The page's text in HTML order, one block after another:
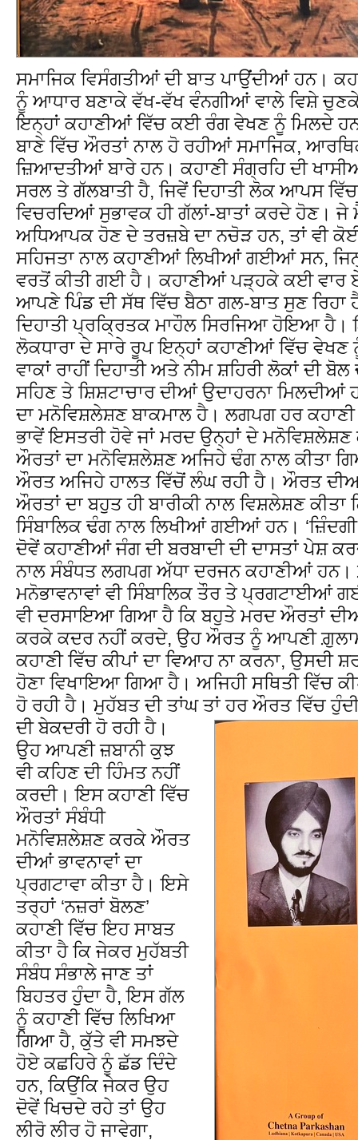
ਸਮਾਜਿਕ ਵਿਸੰਗਤੀਆਂ ਦੀ ਬਾਤ ਪਾਉਂਦੀਆਂ ਹਨ।
ਨੂੰ ਆਧਾਰ ਬਣਾਕੇ ਵੱਖ-ਵੱਖ ਵੰਨਗੀਆਂ ਵਾਲੇ ਵਿਸ਼ੇ
ਇਨ੍ਹਾਂ ਕਹਾਣੀਆਂ ਵਿੱਚ ਕਈ ਰੰਗ ਵੇਖਣ ਨੂੰ ਮਿਲਦੇ
ਬਾਣੇ ਵਿੱਚ ਔਰਤਾਂ ਨਾਲ ਹੋ ਰਹੀਆਂ ਸਮਾਜਿਕ,
ਜ਼ਿਆਦਤੀਆਂ ਬਾਰੇ ਹਨ। ਕਹਾਣੀ ਸੰਗ੍ਰਹਿ ਦੀ
ਸਰਲ ਤੇ ਗੱਲਬਾਤੀ ਹੈ, ਜਿਵੇਂ ਦਿਹਾਤੀ ਲੋਕ ਆਪਸ
ਵਿਚਰਦਿਆਂ ਸੁਭਾਵਕ ਹੀ ਗੱਲਾਂ-ਬਾਤਾਂ ਕਰਦੇ ਹੋਣ।
ਅਧਿਆਪਕ ਹੋਣ ਦੇ ਤਰਜ਼ਬੇ ਦਾ ਨਚੋੜ ਹਨ, ਤਾਂ ਵੀ
ਸਹਿਜਤਾ ਨਾਲ ਕਹਾਣੀਆਂ ਲਿਖੀਆਂ ਗਈਆਂ ਸਨ,
ਵਰਤੋਂ ਕੀਤੀ ਗਈ ਹੈ। ਕਹਾਣੀਆਂ ਪੜ੍ਹਕੇ ਕਈ ਵਾਰ
ਆਪਣੇ ਪਿੰਡ ਦੀ ਸੱਥ ਵਿੱਚ ਬੈਠਾ ਗਲ-ਬਾਤ ਸੁਣ
ਦਿਹਾਤੀ ਪ੍ਰਕ੍ਰਿਤਕ ਮਾਹੌਲ ਸਿਰਜਿਆ ਹੋਇਆ ਹੈ।
ਲੋਕਧਾਰਾ ਦੇ ਸਾਰੇ ਰੂਪ ਇਨ੍ਹਾਂ ਕਹਾਣੀਆਂ ਵਿੱਚ
ਵਾਕਾਂ ਰਾਹੀਂ ਦਿਹਾਤੀ ਅਤੇ ਨੀਮ ਸ਼ਹਿਰੀ ਲੋਕਾਂ ਦੀ
ਸਹਿਣ ਤੇ ਸ਼ਿਸ਼ਟਾਚਾਰ ਦੀਆਂ ਉਦਾਹਰਨਾ ਮਿਲਦੀਆਂ
ਦਾ ਮਨੋਵਿਸ਼ਲੇਸ਼ਣ ਬਾਕਮਾਲ ਹੈ। ਲਗਪਗ ਹਰ
ਭਾਵੇਂ ਇਸਤਰੀ ਹੋਵੇ ਜਾਂ ਮਰਦ ਉਨ੍ਹਾਂ ਦੇ ਮਨੋਵਿਸ਼ਲੇਸ਼ਣ
ਔਰਤਾਂ ਦਾ ਮਨੋਵਿਸ਼ਲੇਸ਼ਣ ਅਜਿਹੇ ਢੰਗ ਨਾਲ ਕੀਤਾ
ਔਰਤ ਅਜਿਹੇ ਹਾਲਤ ਵਿੱਚੋਂ ਲੰਘ ਰਹੀ ਹੈ। ਔਰਤ ਦੀਆਂ
ਔਰਤਾਂ ਦਾ ਬਹੁਤ ਹੀ ਬਾਰੀਕੀ ਨਾਲ ਵਿਸ਼ਲੇਸ਼ਣ
ਸਿੰਬਾਲਿਕ ਢੰਗ ਨਾਲ ਲਿਖੀਆਂ ਗਈਆਂ ਹਨ। ‘ਜ਼ਿੰਦਗੀ
ਦੋਵੇਂ ਕਹਾਣੀਆਂ ਜੰਗ ਦੀ ਬਰਬਾਦੀ ਦੀ ਦਾਸਤਾਂ ਪੇਸ਼
ਨਾਲ ਸੰਬੰਧਤ ਲਗਪਗ ਅੱਧਾ ਦਰਜਨ ਕਹਾਣੀਆਂ
ਮਨੋਭਾਵਨਾਵਾਂ ਵੀ ਸਿੰਬਾਲਿਕ ਤੌਰ ਤੇ
ਵੀ ਦਰਸਾਇਆ ਗਿਆ ਹੈ ਕਿ ਬਹੁਤੇ ਮਰਦ ਔਰਤਾਂ
ਕਰਕੇ ਕਦਰ ਨਹੀਂ ਕਰਦੇ, ਉਹ ਔਰਤ ਨੂੰ ਆਪਣੀ
ਕਹਾਣੀ ਵਿੱਚ ਕੀਪਾਂ ਦਾ ਵਿਆਹ ਨਾ ਕਰਨਾ, ਉਸਦੀ
ਹੋਣਾ ਵਿਖਾਇਆ ਗਿਆ ਹੈ। ਅਜਿਹੀ ਸਥਿਤੀ ਵਿੱਚ
ਹੋ ਰਹੀ ਹੈ। ਮੁਹੱਬਤ ਦੀ ਤਾਂਘ ਤਾਂ ਹਰ ਔਰਤ ਵਿੱਚ
ਦੀ ਬੇਕਦਰੀ ਹੋ ਰਹੀ ਹੈ।
ਉਹ ਆਪਣੀ ਜ਼ਬਾਨੀ ਕੁਝ
ਵੀ ਕਹਿਣ ਦੀ ਹਿੰਮਤ ਨਹੀਂ
ਕਰਦੀ। ਇਸ ਕਹਾਣੀ ਵਿੱਚ
ਔਰਤਾਂ ਸੰਬੰਧੀ
ਮਨੋਵਿਸ਼ਲੇਸ਼ਣ ਕਰਕੇ ਔਰਤ
ਦੀਆਂ ਭਾਵਨਾਵਾਂ ਦਾ
ਪ੍ਰਗਟਾਵਾ ਕੀਤਾ ਹੈ। ਇਸੇ
ਤਰ੍ਹਾਂ ‘ਨਜ਼ਰਾਂ ਬੋਲਣ’
ਕਹਾਣੀ ਵਿੱਚ ਇਹ ਸਾਬਤ
ਕੀਤਾ ਹੈ ਕਿ ਜੇਕਰ ਮੁਹੱਬਤੀ
ਸੰਬੰਧ ਸੰਭਾਲੇ ਜਾਣ ਤਾਂ
ਬਿਹਤਰ ਹੁੰਦਾ ਹੈ, ਇਸ ਗੱਲ
ਨੂੰ ਕਹਾਣੀ ਵਿੱਚ ਲਿਖਿਆ
ਗਿਆ ਹੈ, ਕੁੱਤੇ ਵੀ ਸਮਝਦੇ
ਹੋਏ ਕਛਹਿਰੇ ਨੂੰ ਛੱਡ ਦਿੰਦੇ
ਹਨ, ਕਿਉਂਕਿ ਜੇਕਰ ਉਹ
ਦੋਵੇਂ ਖਿਚਦੇ ਰਹੇ ਤਾਂ ਉਹ
ਲੀਰੋ ਲੀਰ ਹੋ ਜਾਵੇਗਾ,